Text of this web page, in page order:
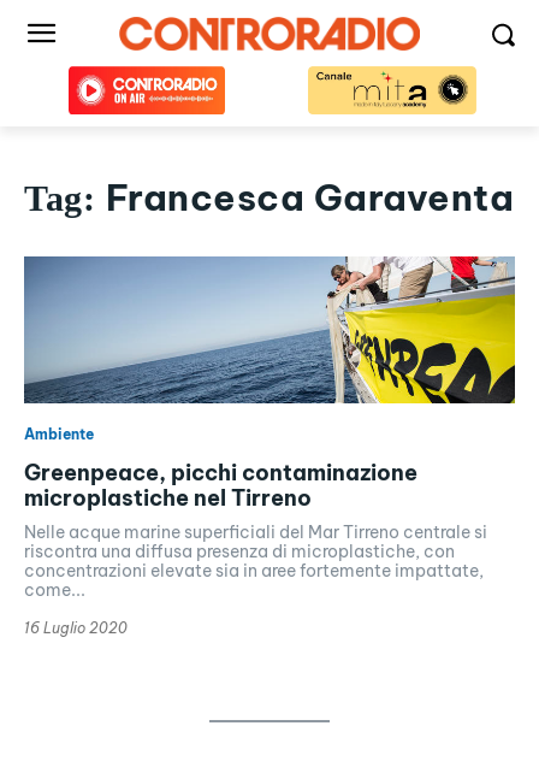
Tag: Francesca Garaventa
Ambiente
Greenpeace, picchi contaminazione
microplastiche nel Tirreno
Nelle acque marine superficiali del Mar Tirreno centrale si
riscontra una diffusa presenza di microplastiche, con
concentrazioni elevate sia in aree fortemente impattate,
come...
16 Luglio 2020